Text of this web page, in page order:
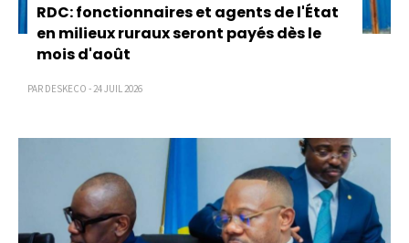
RDC: fonctionnaires et agents de l'État
en milieux ruraux seront payés dès le
mois d'août
PAR DESKECO - 24 JUIL 2026